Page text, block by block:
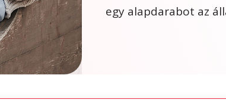
egy alapdarabot az